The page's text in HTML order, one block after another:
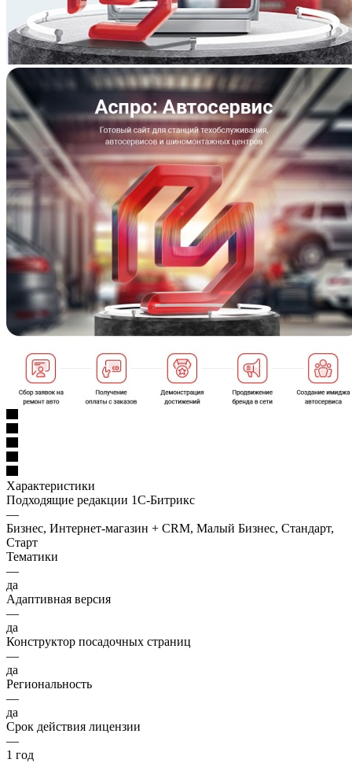
Характеристики
Подходящие редакции 1С-Битрикс
—
Бизнес, Интернет-магазин + CRM, Малый Бизнес, Стандарт,
Старт
Тематики
—
да
Адаптивная версия
—
да
Конструктор посадочных страниц
—
да
Региональность
—
да
Срок действия лицензии
—
1 год